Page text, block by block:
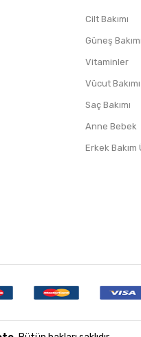
Cilt Bakımı
Güneş Bakımı
Vitaminler
Vücut Bakımı
Saç Bakımı
Anne Bebek
Erkek Bakım